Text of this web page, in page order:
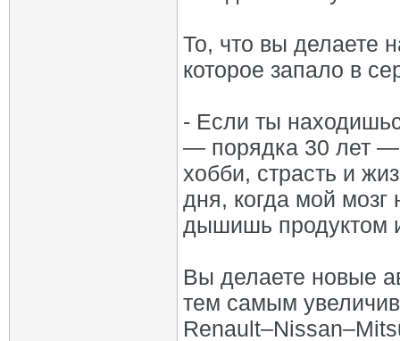
То, что вы делаете
которое запало в
- Если ты
— порядка 30 лет —
хобби, страсть и
дня, когда мой
дышишь продуктом
Вы делаете новые
тем самым